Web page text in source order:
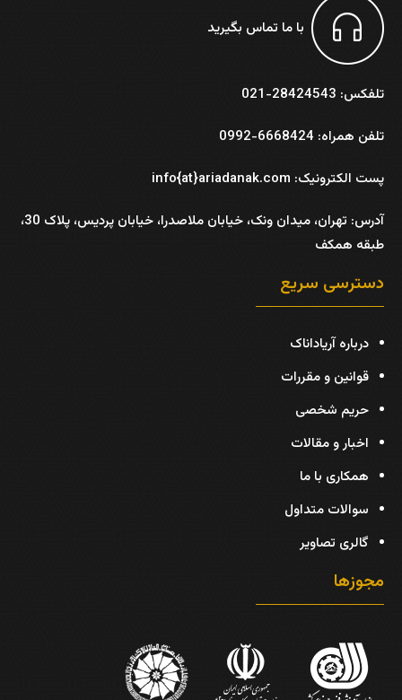
با ما تماس بگیرید
تلفکس: 28424543-021
تلفن همراه: 6668424-0992
پست الکترونیک: info{at}ariadanak.com
آدرس:
تهران، میدان ونک، خیابان ملاصدرا، خیابان پردیس، پلاک 30،
طبقه همکف
دسترسی سریع
درباره آریاداناک
قوانین و مقررات
حریم شخصی
اخبار و مقالات
همکاری با ما
سوالات متداول
گالری تصاویر
مجوزها